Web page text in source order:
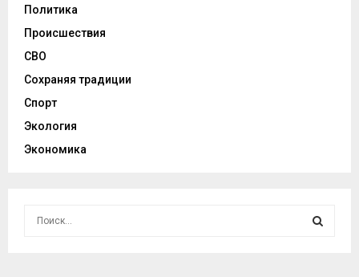
Политика
Происшествия
СВО
Сохраняя традиции
Спорт
Экология
Экономика